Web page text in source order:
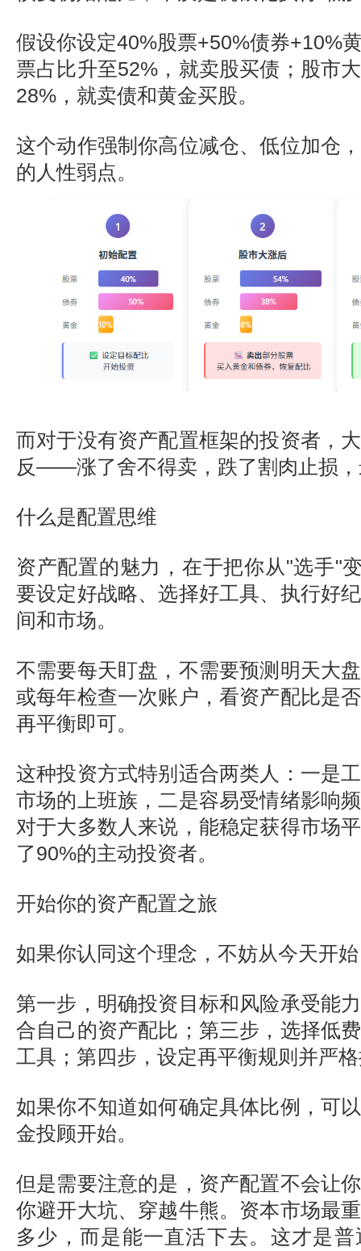
假设你设定40%股票+50%债券+10%
票占比升至52%，就卖股买债；股市
28%，就卖债和黄金买股。
这个动作强制你高位减仓、低位加仓
的人性弱点。
而对于没有资产配置框架的投资者，
反——涨了舍不得卖，跌了割肉止损
什么是配置思维
资产配置的魅力，在于把你从"选手"
要设定好战略、选择好工具、执行好
间和市场。
不需要每天盯盘，不需要预测明天大
或每年检查一次账户，看资产配比是
再平衡即可。
这种投资方式特别适合两类人：一是
市场的上班族，二是容易受情绪影响
对于大多数人来说，能稳定获得市场
了90%的主动投资者。
开始你的资产配置之旅
如果你认同这个理念，不妨从今天开
第一步，明确投资目标和风险承受能
合自己的资产配比；第三步，选择低
工具；第四步，设定再平衡规则并严
如果你不知道如何确定具体比例，可
金投顾开始。
但是需要注意的是，资产配置不会让
你避开大坑、穿越牛熊。资本市场最
多少，而是能一直活下去。这才是